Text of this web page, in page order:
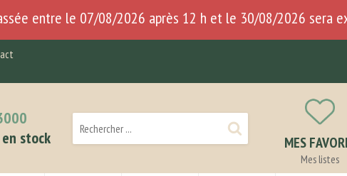
entre le 07/08/2026 après 12 h et le 30/08/2026 sera
en stock MES
Mes listes